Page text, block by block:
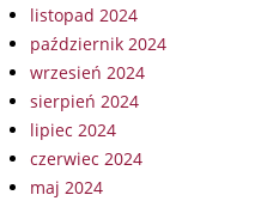
listopad 2024
październik 2024
wrzesień 2024
sierpień 2024
lipiec 2024
czerwiec 2024
maj 2024